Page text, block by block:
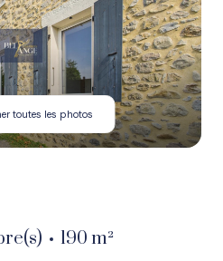
toutes les photos
190 m²